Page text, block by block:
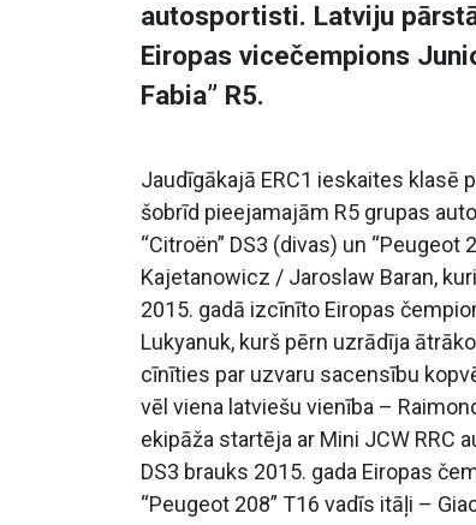
autosportisti. Latviju
Eiropas vicečempions
Fabia” R5.
Jaudīgākajā ERC1 ieskaites klasē
šobrīd pieejamajām R5 grupas
“Citroën” DS3 (divas) un
Kajetanowicz / Jaroslaw Baran,
2015. gadā izcīnīto Eiropas
Lukyanuk, kurš pērn uzrādīja
cīnīties par uzvaru sacensību
vēl viena latviešu vienība –
ekipāža startēja ar Mini JCW RRC
DS3 brauks 2015. gada Eiropas
“Peugeot 208” T16 vadīs itāļi –